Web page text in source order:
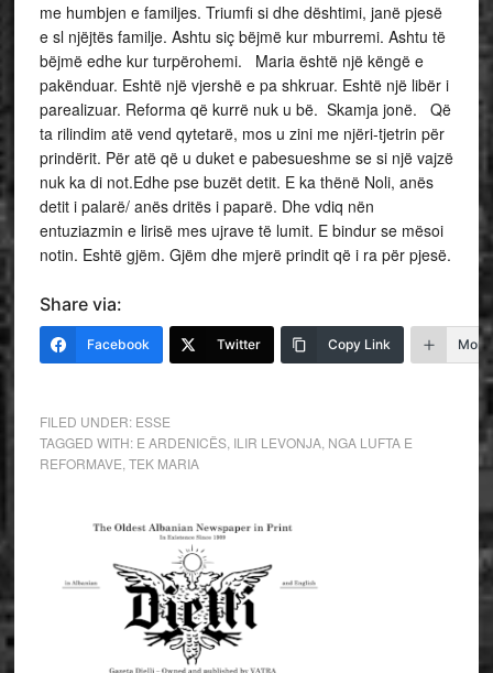
me humbjen e familjes. Triumfi si dhe dështimi, janë pjesë
e sl njëjtës familje. Ashtu siç bëjmë kur mburremi. Ashtu të
bëjmë edhe kur turpërohemi. Maria është një këngë e
pakënduar. Eshtë një vjershë e pa shkruar. Eshtë një libër i
parealizuar. Reforma që kurrë nuk u bë. Skamja jonë. Që
ta rilindim atë vend qytetarë, mos u zini me njëri-tjetrin për
prindërit. Për atë që u duket e pabesueshme se si një vajzë
nuk ka di not.Edhe pse buzët detit. E ka thënë Noli, anës
detit i palarë/ anës dritës i paparë. Dhe vdiq nën
entuziazmin e lirisë mes ujrave të lumit. E bindur se mësoi
notin. Eshtë gjëm. Gjëm dhe mjerë prindit që i ra për pjesë.
Share via:
Facebook Twitter Copy Link More
FILED UNDER: ESSE
TAGGED WITH: E ARDENICËS, ILIR LEVONJA, NGA LUFTA E
REFORMAVE TEK MARIA